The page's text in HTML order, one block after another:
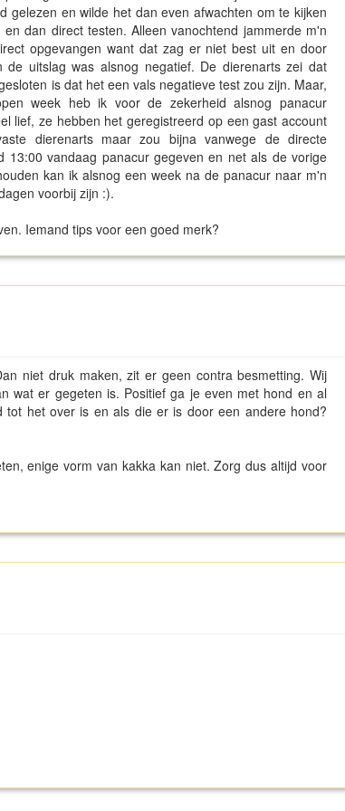
gelezen en wilde het dan even afwachten om te kijken
dan direct testen. Alleen vanochtend jammerde m'n
opgevangen want dat zag er niet best uit en door
uitslag was alsnog negatief. De dierenarts zei dat
is dat het een vals negatieve test zou zijn. Maar,
week heb ik voor de zekerheid alsnog panacur
lief, ze hebben het geregistreerd op een gast account
dierenarts maar zou bijna vanwege de directe
13:00 vandaag panacur gegeven en net als de vorige
kan ik alsnog een week na de panacur naar m'n
voorbij zijn :).
Iemand tips voor een goed merk?
niet druk maken, zit er geen contra besmetting. Wij
wat er gegeten is. Positief ga je even met hond en al
het over is en als die er is door een andere hond?
enige vorm van kakka kan niet. Zorg dus altijd voor